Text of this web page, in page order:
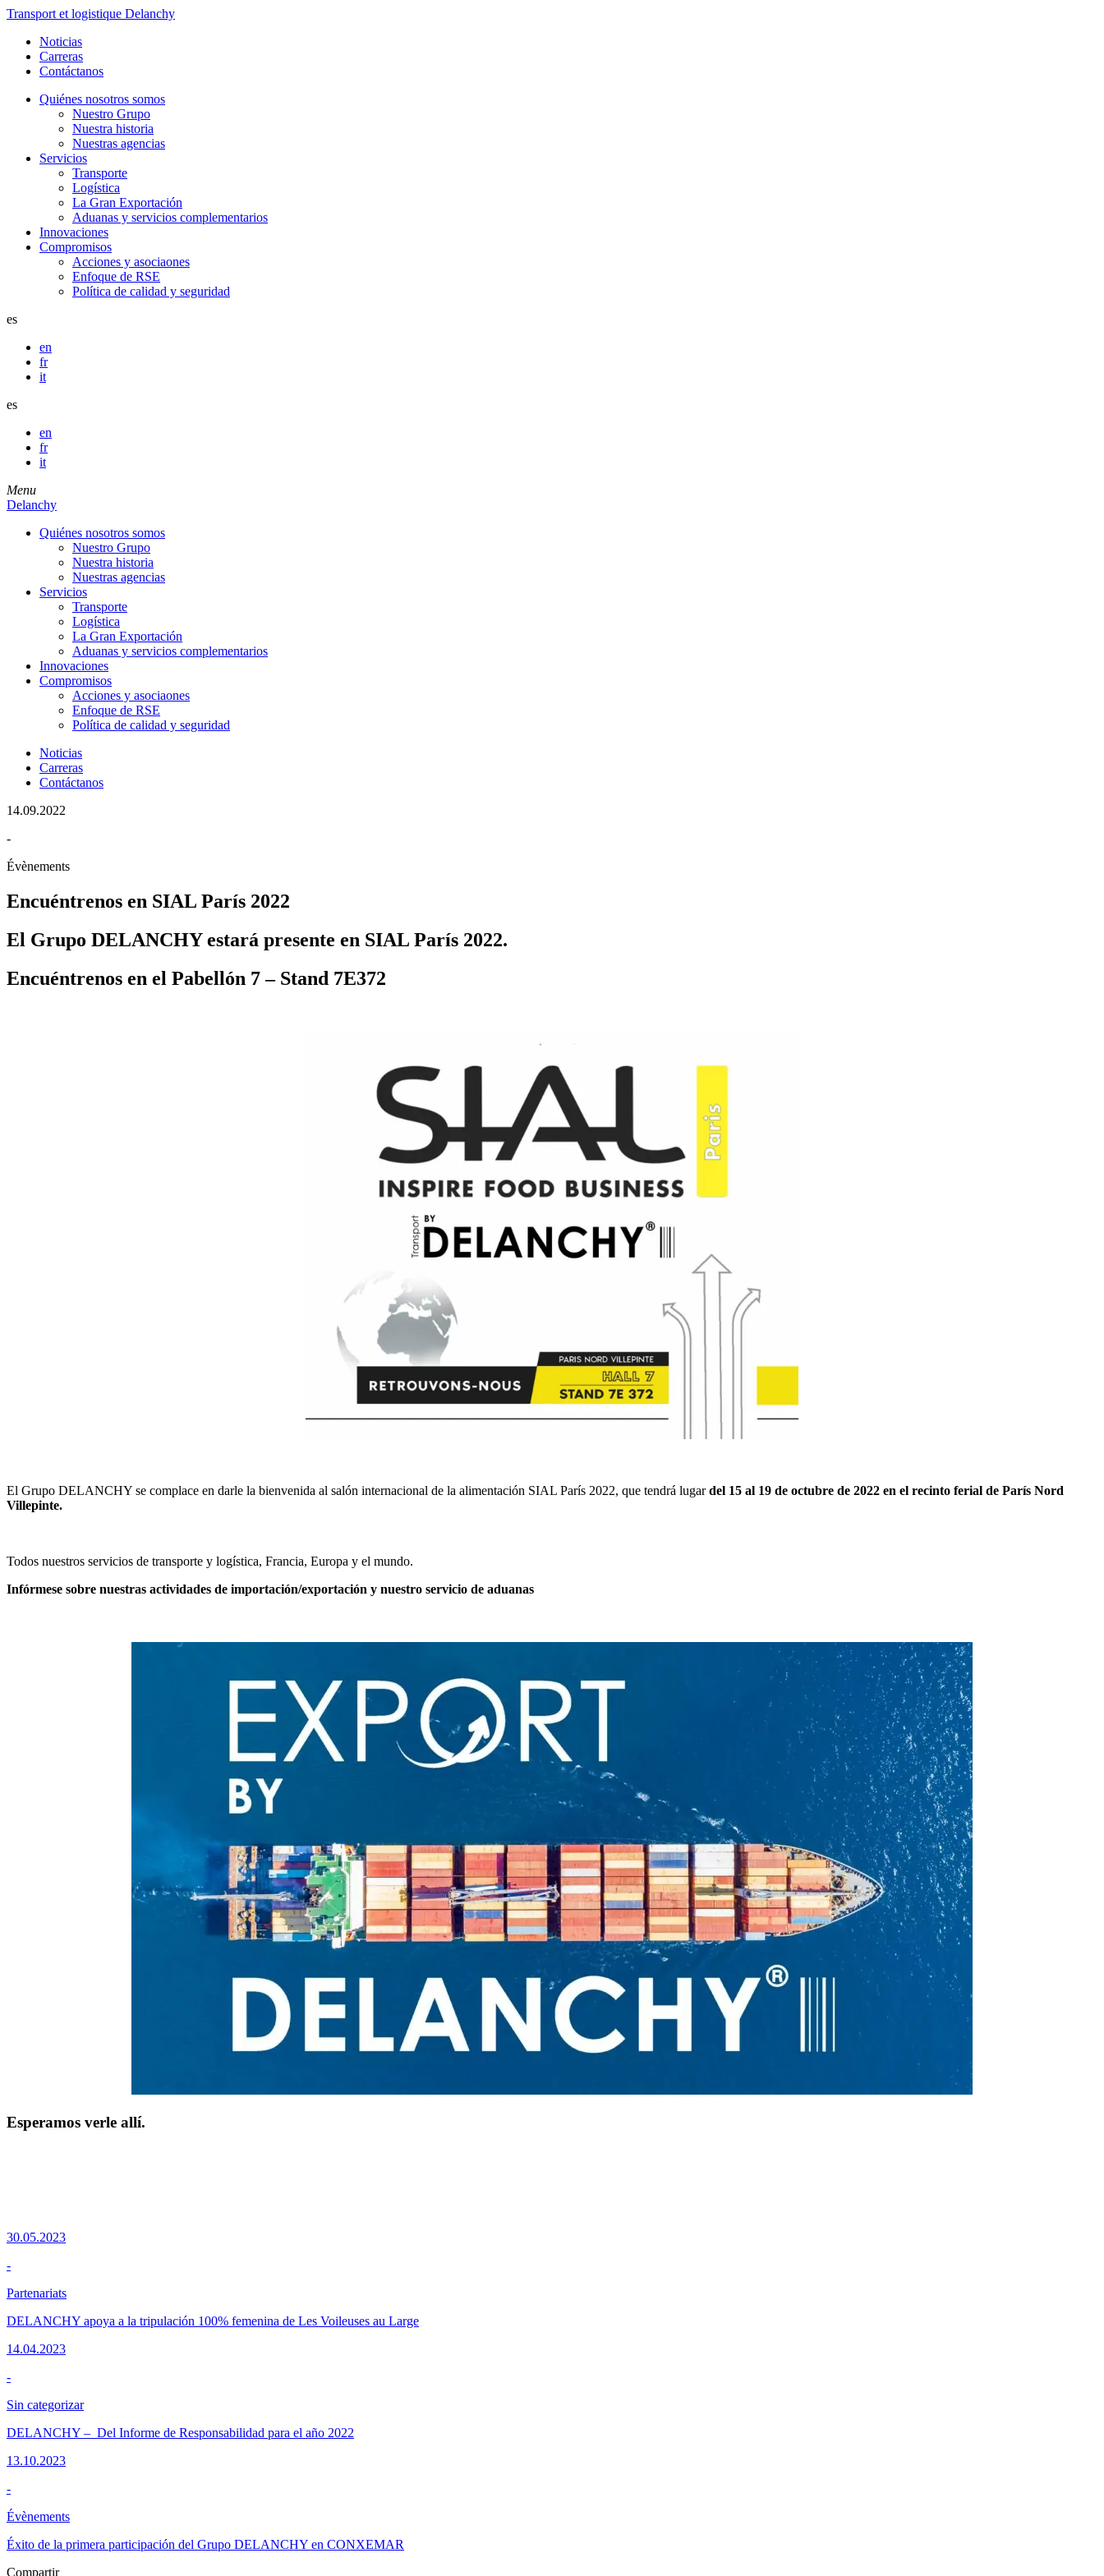
Transport et logistique Delanchy
Noticias
Carreras
Contáctanos
Quiénes nosotros somos
Nuestro Grupo
Nuestra historia
Nuestras agencias
Servicios
Transporte
Logística
La Gran Exportación
Aduanas y servicios complementarios
Innovaciones
Compromisos
Acciones y asociaones
Enfoque de RSE
Política de calidad y seguridad
es
en
fr
it
es
en
fr
it
Menu
Delanchy
Quiénes nosotros somos
Nuestro Grupo
Nuestra historia
Nuestras agencias
Servicios
Transporte
Logística
La Gran Exportación
Aduanas y servicios complementarios
Innovaciones
Compromisos
Acciones y asociaones
Enfoque de RSE
Política de calidad y seguridad
Noticias
Carreras
Contáctanos
14.09.2022
-
Évènements
Encuéntrenos en SIAL París 2022
El Grupo DELANCHY estará presente en SIAL París 2022.
Encuéntrenos en el Pabellón 7 – Stand 7E372
El Grupo DELANCHY se complace en darle la bienvenida al salón internacional de la alimentación SIAL París 2022, que tendrá lugardel 15 al 19 de octubre de 2022 en el recinto ferial de París Nord
Villepinte.
Todos nuestros servicios de transporte y logística, Francia, Europa y el mundo.
Infórmese sobre nuestras actividades de importación/exportación y nuestro servicio de aduanas
Esperamos verle allí.
30.05.2023
-
Partenariats
DELANCHY apoya a la tripulación 100% femenina de Les Voileuses au Large
14.04.2023
-
Sin categorizar
DELANCHY – Del Informe de Responsabilidad para el año 2022
13.10.2023
-
Évènements
Éxito de la primera participación del Grupo DELANCHY en CONXEMAR
Compartir